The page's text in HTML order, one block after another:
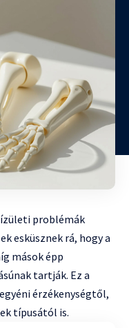
problémák
esküsznek rá, hogy a
mások épp
tartják. Ez a
érzékenységtől,
típusától is.